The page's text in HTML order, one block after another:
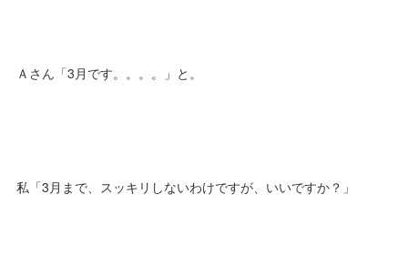
Ａさん「3月です。。。。」と。
私「3月まで、スッキリしないわけですが、いいですか？」